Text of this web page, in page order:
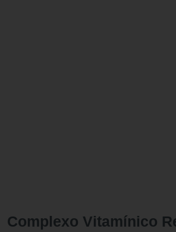
Complexo Vitamínico